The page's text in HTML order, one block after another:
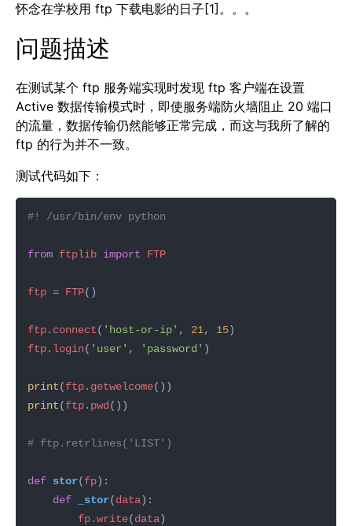
怀念在学校用 ftp 下载电影的日子[1]。。。
问题描述
在测试某个 ftp 服务端实现时发现 ftp 客户端在设置
Active 数据传输模式时，即使服务端防火墙阻止 20 端口
的流量，数据传输仍然能够正常完成，而这与我所了解的
ftp 的行为并不一致。
测试代码如下：
#! /usr/bin/env python
from ftplib import FTP
ftp = FTP
ftp. connect( 'host-or-ip' , 21, 15
ftp. login( 'user' , 'password'
print(ftp. getwelcome
print(ftp. pwd
# ftp.retrlines('LIST')
def stor(fp
def
_stor(data
fp.write(data